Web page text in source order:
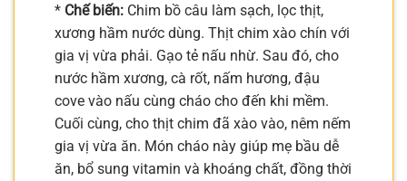
* Chế biến: Chim bồ câu làm sạch, lọc thịt,
xương hầm nước dùng. Thịt chim xào chín với
gia vị vừa phải. Gạo tẻ nấu nhừ. Sau đó, cho
nước hầm xương, cà rốt, nấm hương, đậu
cove vào nấu cùng cháo cho đến khi mềm.
Cuối cùng, cho thịt chim đã xào vào, nêm nếm
gia vị vừa ăn. Món cháo này giúp mẹ bầu dễ
ăn, bổ sung vitamin và khoáng chất, đồng thời